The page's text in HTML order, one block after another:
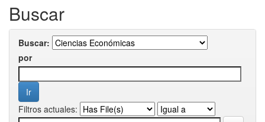
Buscar
Buscar:
por
Filtros actuales: